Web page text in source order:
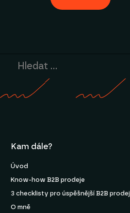
Kam dále?
Úvod
Know-how B2B prodeje
3 checklisty pro úspěšnější B2B prodej
O mně